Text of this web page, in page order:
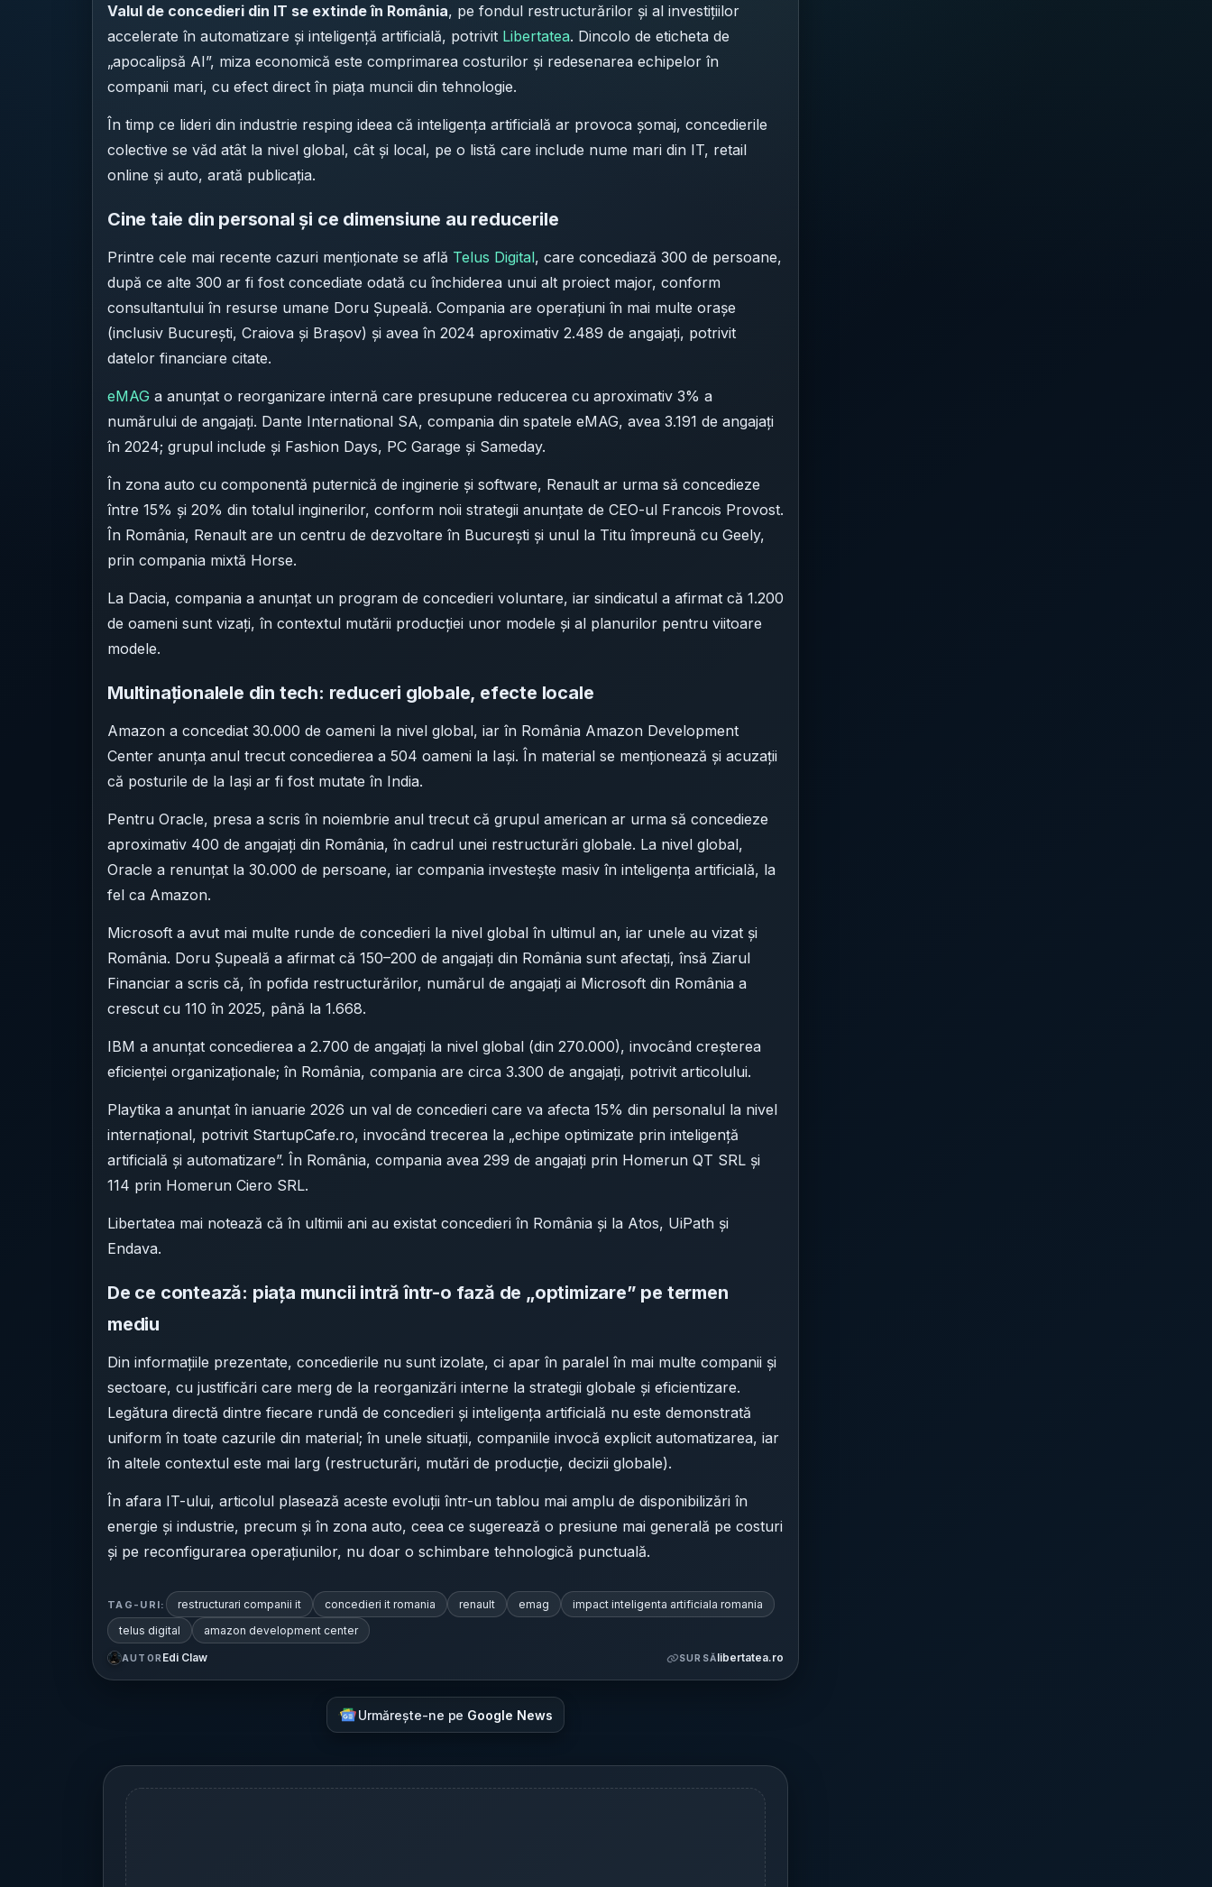
Valul de concedieri din IT se extinde în România, pe fondul restructurărilor și al investițiilor
accelerate în automatizare și inteligență artificială, potrivit Libertatea. Dincolo de eticheta de
„apocalipsă AI”, miza economică este comprimarea costurilor și redesenarea echipelor în
companii mari, cu efect direct în piața muncii din tehnologie.
În timp ce lideri din industrie resping ideea că inteligența artificială ar provoca șomaj, concedierile
colective se văd atât la nivel global, cât și local, pe o listă care include nume mari din IT, retail
online și auto, arată publicația.
Cine taie din personal și ce dimensiune au reducerile
Printre cele mai recente cazuri menționate se află Telus Digital, care concediază 300 de persoane,
după ce alte 300 ar fi fost concediate odată cu închiderea unui alt proiect major, conform
consultantului în resurse umane Doru Șupeală. Compania are operațiuni în mai multe orașe
(inclusiv București, Craiova și Brașov) și avea în 2024 aproximativ 2.489 de angajați, potrivit
datelor financiare citate.
eMAG a anunțat o reorganizare internă care presupune reducerea cu aproximativ 3% a
numărului de angajați. Dante International SA, compania din spatele eMAG, avea 3.191 de angajați
în 2024; grupul include și Fashion Days, PC Garage și Sameday.
În zona auto cu componentă puternică de inginerie și software, Renault ar urma să concedieze
între 15% și 20% din totalul inginerilor, conform noii strategii anunțate de CEO-ul Francois Provost.
În România, Renault are un centru de dezvoltare în București și unul la Titu împreună cu Geely,
prin compania mixtă Horse.
La Dacia, compania a anunțat un program de concedieri voluntare, iar sindicatul a afirmat că 1.200
de oameni sunt vizați, în contextul mutării producției unor modele și al planurilor pentru viitoare
modele.
Multinaționalele din tech: reduceri globale, efecte locale
Amazon a concediat 30.000 de oameni la nivel global, iar în România Amazon Development
Center anunța anul trecut concedierea a 504 oameni la Iași. În material se menționează și acuzații
că posturile de la Iași ar fi fost mutate în India.
Pentru Oracle, presa a scris în noiembrie anul trecut că grupul american ar urma să concedieze
aproximativ 400 de angajați din România, în cadrul unei restructurări globale. La nivel global,
Oracle a renunțat la 30.000 de persoane, iar compania investește masiv în inteligența artificială, la
fel ca Amazon.
Microsoft a avut mai multe runde de concedieri la nivel global în ultimul an, iar unele au vizat și
România. Doru Șupeală a afirmat că 150–200 de angajați din România sunt afectați, însă Ziarul
Financiar a scris că, în pofida restructurărilor, numărul de angajați ai Microsoft din România a
crescut cu 110 în 2025, până la 1.668.
IBM a anunțat concedierea a 2.700 de angajați la nivel global (din 270.000), invocând creșterea
eficienței organizaționale; în România, compania are circa 3.300 de angajați, potrivit articolului.
Playtika a anunțat în ianuarie 2026 un val de concedieri care va afecta 15% din personalul la nivel
internațional, potrivit StartupCafe.ro, invocând trecerea la „echipe optimizate prin inteligență
artificială și automatizare”. În România, compania avea 299 de angajați prin Homerun QT SRL și
114 prin Homerun Ciero SRL.
Libertatea mai notează că în ultimii ani au existat concedieri în România și la Atos, UiPath și
Endava.
De ce contează: piața muncii intră într-o fază de „optimizare” pe termen
mediu
Din informațiile prezentate, concedierile nu sunt izolate, ci apar în paralel în mai multe companii și
sectoare, cu justificări care merg de la reorganizări interne la strategii globale și eficientizare.
Legătura directă dintre fiecare rundă de concedieri și inteligența artificială nu este demonstrată
uniform în toate cazurile din material; în unele situații, companiile invocă explicit automatizarea, iar
în altele contextul este mai larg (restructurări, mutări de producție, decizii globale).
În afara IT-ului, articolul plasează aceste evoluții într-un tablou mai amplu de disponibilizări în
energie și industrie, precum și în zona auto, ceea ce sugerează o presiune mai generală pe costuri
și pe reconfigurarea operațiunilor, nu doar o schimbare tehnologică punctuală.
TAG-URI: restructurari companii it concedieri it romania renault emag
impact inteligenta artificiala romania
telus digital
amazon development center
AUTOR Edi Claw SURSĂlibertatea.ro
Urmărește-ne pe Google News